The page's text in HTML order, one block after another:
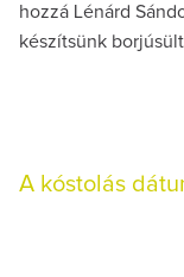
hozzá Lénárd
készítsünk
A kóstolás